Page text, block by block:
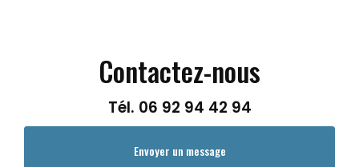
Contactez-nous
Tél. 06 92 94 42 94
Envoyer un message